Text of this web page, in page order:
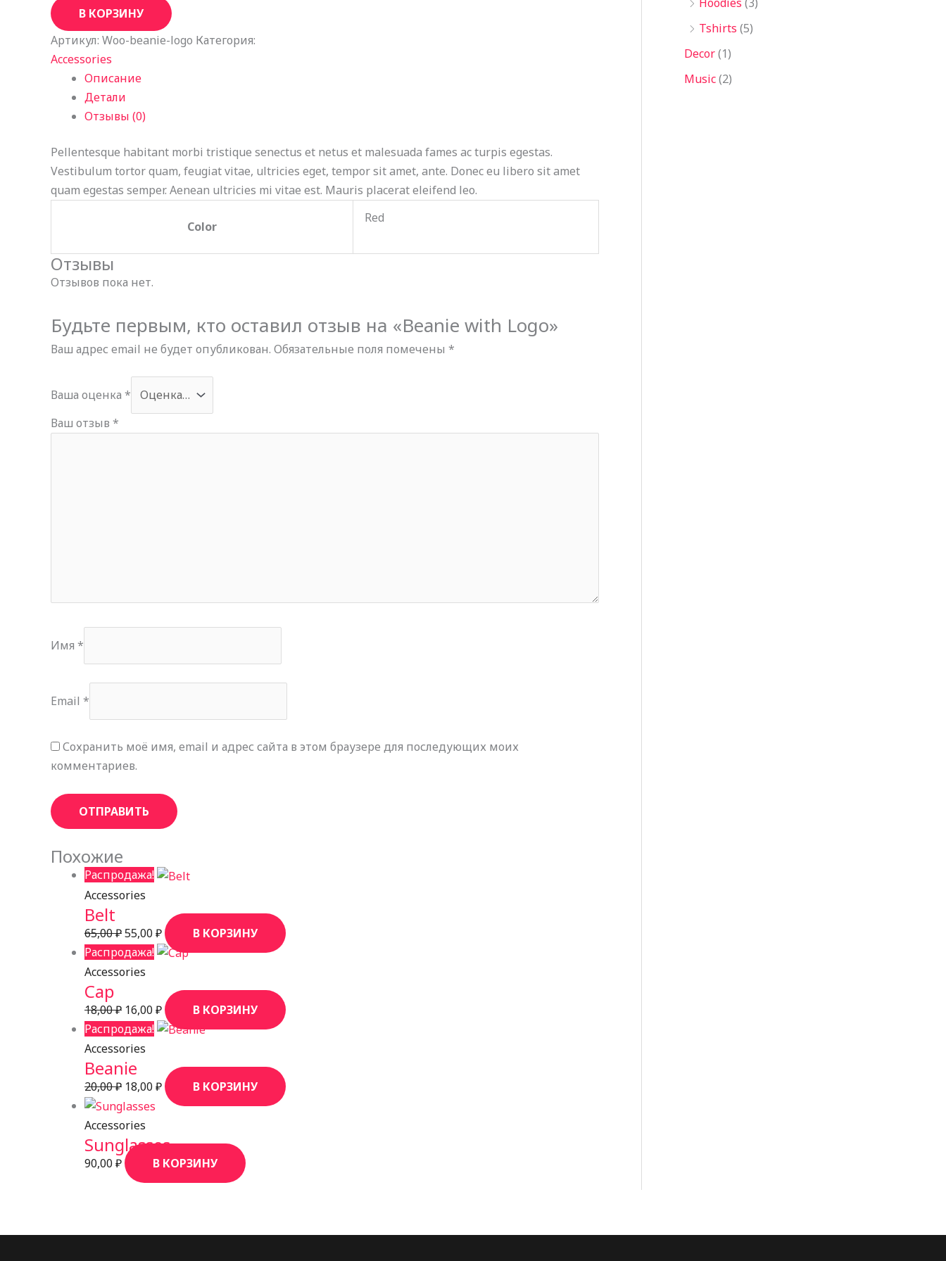
В КОРЗИНУ
Артикул: Woo-beanie-logo Категория:
Accessories
Описание
Детали
Отзывы (0)
Pellentesque habitant morbi tristique senectus et netus et malesuada fames ac turpis egestas.
Vestibulum tortor quam, feugiat vitae, ultricies eget, tempor sit amet, ante. Donec eu libero sit amet
quam egestas semper. Aenean ultricies mi vitae est. Mauris placerat eleifend leo.
Color
Red
Отзывы
Отзывов пока нет.
Будьте первым, кто оставил отзыв на «Beanie with Logo»
Ваш адрес email не будет опубликован. Обязательные поля помечены *
Ваша оценка *
Ваш отзыв *
Имя *
Email *
Сохранить моё имя, email и адрес сайта в этом браузере для последующих моих
комментариев.
Похожие
Распродажа!
Accessories
Belt
65,00₽55,00 ₽
В КОРЗИНУ
Распродажа!
Accessories
Cap
18,00₽ 16,00 ₽
В КОРЗИНУ
Распродажа!
Accessories
Beanie
20,00₽ 18,00 ₽ В КОРЗИНУ
Accessories
Sunglasses
90,00 ₽ В КОРЗИНУ
Tshirts (5)
Decor(1)
Music(2)